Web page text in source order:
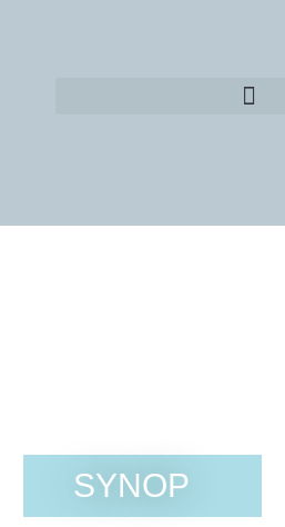
SYNOP